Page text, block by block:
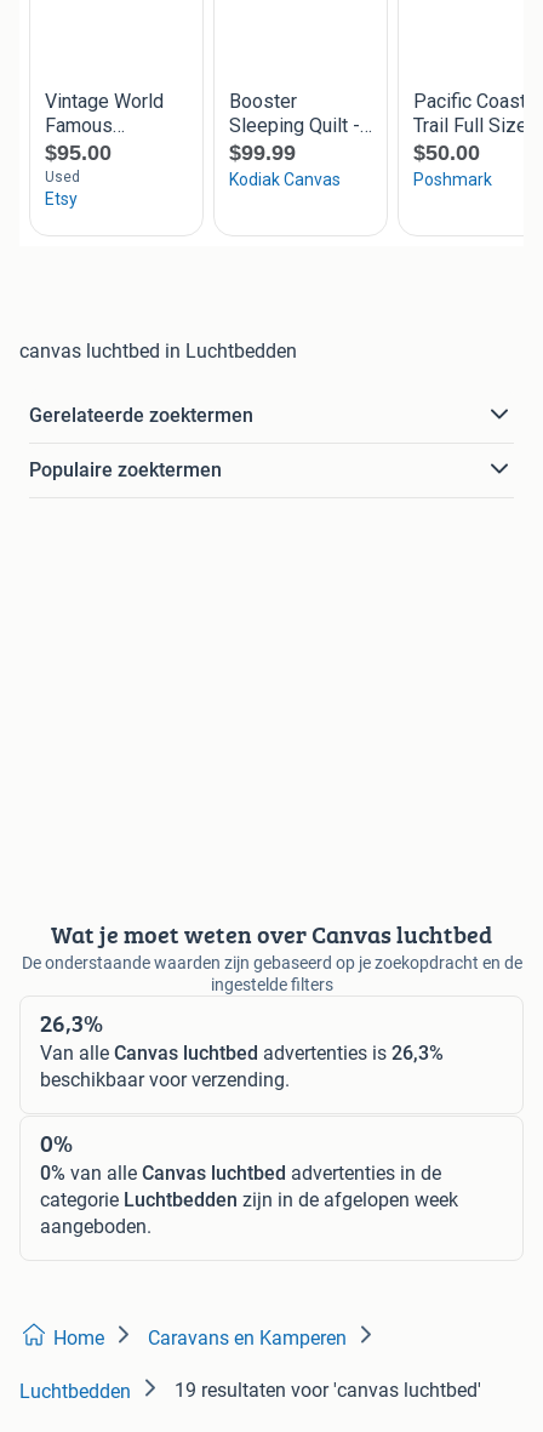
canvas luchtbed in Luchtbedden
Gerelateerde zoektermen
Populaire zoektermen
Wat je moet weten over Canvas luchtbed
De onderstaande waarden zijn gebaseerd op je zoekopdracht en de
ingestelde filters
26,3%
Van alle Canvas luchtbed advertenties is 26,3%
beschikbaar voor verzending.
0%
0% van alle Canvas luchtbed advertenties in de
categorie Luchtbedden zijn in de afgelopen week
aangeboden.
Home Caravans en Kamperen
Luchtbedden 19 resultaten voor 'canvas luchtbed'